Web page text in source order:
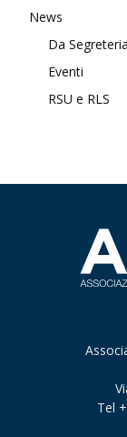
News
Da Segreteria
Eventi
RSU e RLS
Tel